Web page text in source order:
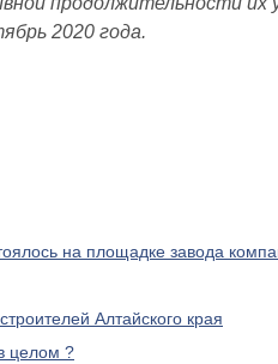
2020 года.
на площадке завода
Алтайского края
целом ?